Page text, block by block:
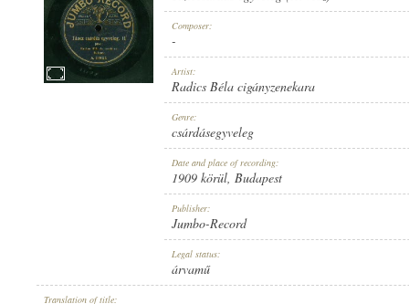
Composer:
-
Artist:
Radics Béla cigányzenekara
Genre:
csárdásegyveleg
Date and place of recording:
1909 körül, Budapest
Publisher:
Jumbo-Record
Legal status:
árvamű
Translation of title: